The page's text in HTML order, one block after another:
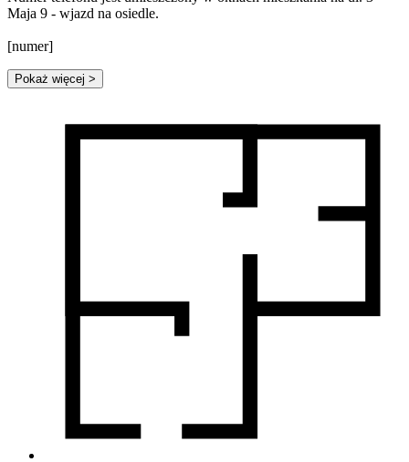
Maja 9 - wjazd na osiedle.
[numer]
Pokaż więcej >